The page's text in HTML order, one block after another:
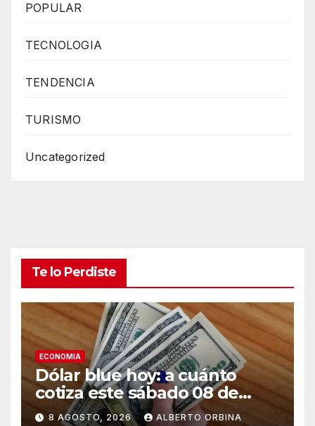
POPULAR
TECNOLOGIA
TENDENCIA
TURISMO
Uncategorized
Te lo Perdiste
ECONOMIA
Dólar blue hoy: a cuánto
cotiza este sábado 08 de
agosto
8 AGOSTO, 2026 ALBERTO ORBINA